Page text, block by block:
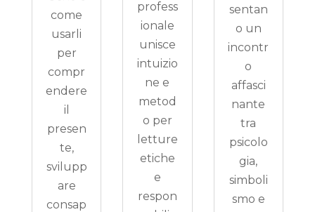
come
usarli
per
compr
endere
il
presen
te,
svilupp
are
consap
profess
ionale
unisce
intuizio
ne e
metod
o per
letture
etiche
e
respon
sentan
o un
incontr
o
affasci
nante
tra
psicolo
gia,
simboli
smo e